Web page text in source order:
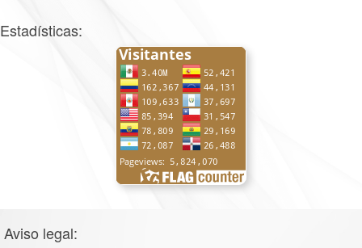
Estadísticas:
Aviso legal: